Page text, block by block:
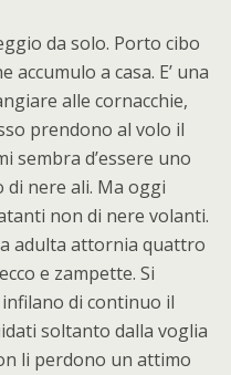
da solo. Porto cibo
accumulo a casa. E’ una
alle cornacchie,
prendono al volo il
sembra d’essere uno
nere ali. Ma oggi
non di nere volanti.
adulta attornia quattro
e zampette. Si
di continuo il
soltanto dalla voglia
li perdono un attimo